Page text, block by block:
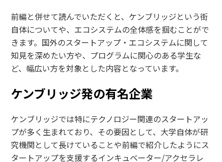
前編と併せて読んでいただくと、ケンブリッジという街
自体についてや、エコシステムの全体感を掴むことがで
きます。国外のスタートアップ・エコシステムに関して
知見を深めたい方や、プログラムに関心のある学生な
ど、幅広い方を対象とした内容となっています。
ケンブリッジ発の有名企業
ケンブリッジでは特にテクノロジー関連のスタートアッ
プが多く生まれており、その要因として、大学自体が研
究機関として長けていることや前編で紹介したようにス
タートアップを支援するインキュベーター/アクセラレ